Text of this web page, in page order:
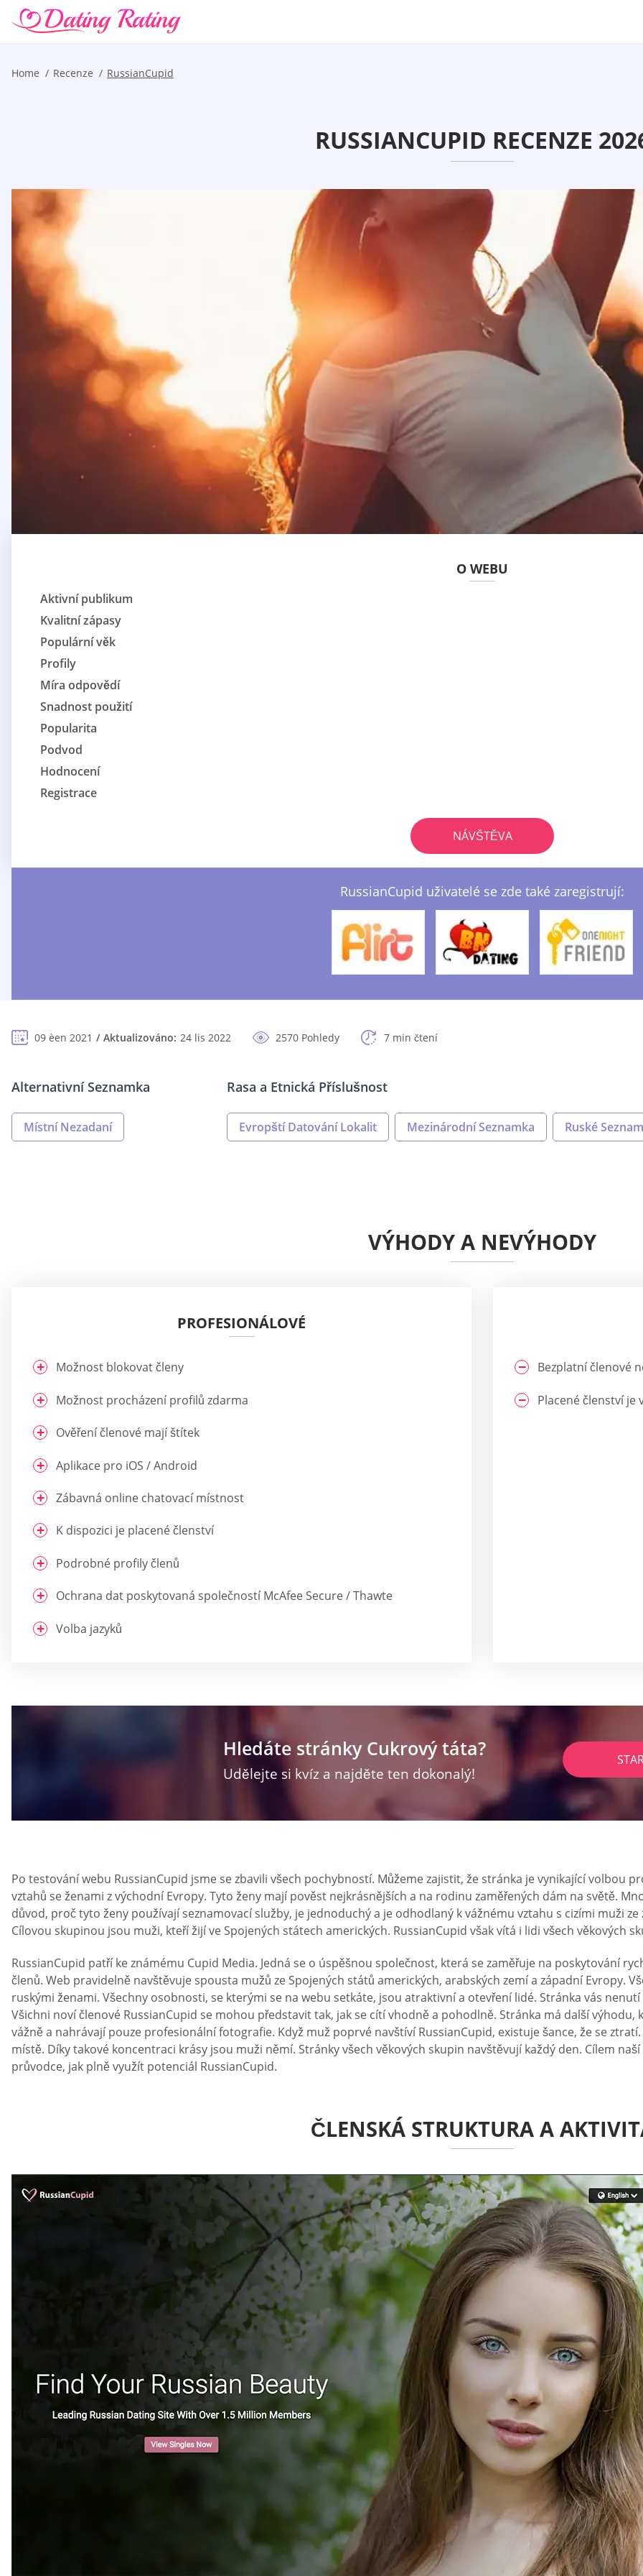
Home Recenze RussianCupid
RUSSIANCUPID RECENZE
O WEBU
Aktivní publikum
Kvalitní zápasy
Populární věk
Profily
Míra odpovědí
Snadnost použití
Popularita
Podvod
Hodnocení
Registrace
NÁVŠTĚVA
RussianCupid uživatelé se zde také zaregistrují:
09 èen 2021 Aktualizováno: 24 lis 2022 2570 Pohledy 7 min čtení
Alternativní Seznamka
Místní Nezadaní
Rasa a Etnická Příslušnost
Evropští Datování Lokalit Mezinárodní Seznamka Ruské
VÝHODY A NEVÝHODY
PROFESIONÁLOVÉ
Možnost blokovat členy
Možnost procházení profilů zdarma
Ověření členové mají štítek
Aplikace pro iOS / Android
Zábavná online chatovací místnost
K dispozici je placené členství
Podrobné profily členů
Ochrana dat poskytovaná společností McAfee Secure / Thawte
Volba jazyků
Bezplatní členové
Placené členství je
Hledáte stránky Cukrový táta?
Udělejte si kvíz a najděte ten dokonalý!
Po testování webu RussianCupid jsme se zbavili všech pochybností. Můžeme zajistit, že stránka je vynikající volbou
vztahů se ženami z východní Evropy. Tyto ženy mají pověst nejkrásnějších a na rodinu zaměřených dám na světě.
důvod, proč tyto ženy používají seznamovací služby, je jednoduchý a je odhodlaný k vážnému vztahu s cizími muži
Cílovou skupinou jsou muži, kteří žijí ve Spojených státech amerických. RussianCupid však vítá i lidi všech věkových
RussianCupid patří ke známému Cupid Media. Jedná se o úspěšnou společnost, která se zaměřuje na poskytování
členů. Web pravidelně navštěvuje spousta mužů ze Spojených států amerických, arabských zemí a západní Evropy.
ruskými ženami. Všechny osobnosti, se kterými se na webu setkáte, jsou atraktivní a otevření lidé. Stránka vás
Všichni noví členové RussianCupid se mohou představit tak, jak se cítí vhodně a pohodlně. Stránka má další
vážně a nahrávají pouze profesionální fotografie. Když muž poprvé navštíví RussianCupid, existuje šance, že se
místě. Díky takové koncentraci krásy jsou muži němí. Stránky všech věkových skupin navštěvují každý den. Cílem
průvodce, jak plně využít potenciál RussianCupid.
ČLENSKÁ STRUKTURA A